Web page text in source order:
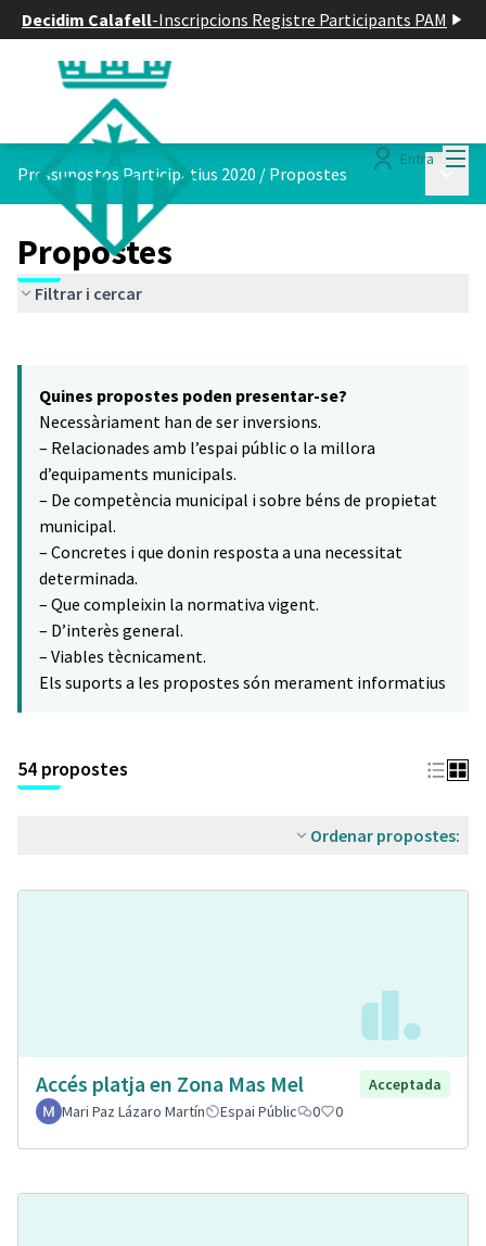
Decidim Calafell-Inscripcions Registre Participants PAM
Entra
Pressupostos Participatius 2020 / Propostes
Propostes
Filtrar i cercar
−
Quines propostes poden presentar-se?
Necessàriament han de ser inversions.
– Relacionades amb l’espai públic o la millora
d’equipaments municipals.
– De competència municipal i sobre béns de propietat
municipal.
– Concretes i que donin resposta a una necessitat
determinada.
– Que compleixin la normativa vigent.
– D’interès general.
– Viables tècnicament.
Els suports a les propostes són merament informatius
54 propostes
Ordenar propostes:
Accés platja en Zona Mas Mel
Acceptada
Mari Paz Lázaro Martín
Espai Públic 0 0